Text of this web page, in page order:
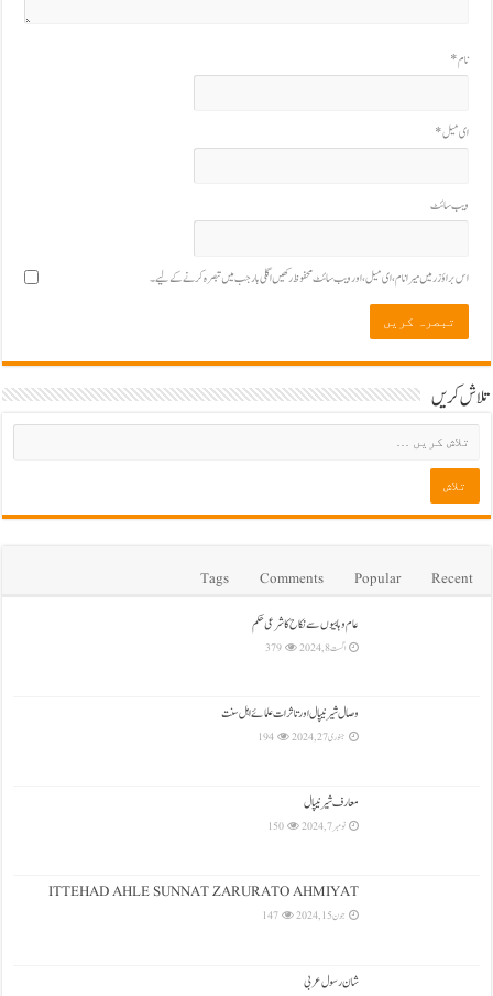
نام*
ای میل*
ویب‌ سائٹ
اس براؤزر میں میرا نام، ای میل، اور ویب سائٹ محفوظ رکھیں اگلی بار جب میں تبصرہ کرنے کےلیے۔
تلاش کریں
Recent
Popular
Comments
Tags
عام وہابیوں سے نکاح کا شرعی حکم
اگست 8, 2024 379
وصال شیرنیپال اور تاثرات علمائے اہل سنت
جنوری 27, 2024 194
معارف شیرنیپال
نومبر 7, 2024 150
ITTEHAD AHLE SUNNAT ZARURATO AHMIYAT
جون 15, 2024 147
شان رسول عربی